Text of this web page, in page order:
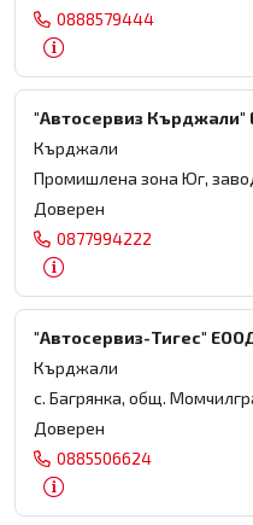
0888579444
"Автосервиз Кърджали"
Кърджали
Промишлена зона Юг,
Доверен
0877994222
"Автосервиз-Тигес"
Кърджали
с. Багрянка, общ.
Доверен
0885506624